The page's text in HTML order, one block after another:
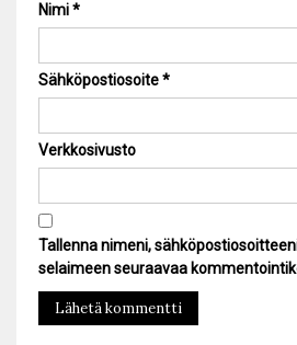
Nimi*
Sähköpostiosoite*
Verkkosivusto
Tallenna nimeni,
selaimeen seuraavaa